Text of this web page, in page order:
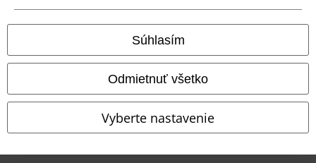
Súhlasím
Odmietnuť všetko
Vyberte nastavenie
Naše online obchody
EMP International